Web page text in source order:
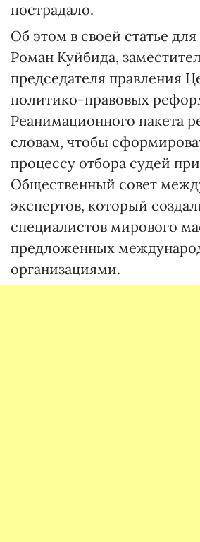
пострадало.
Об этом в своей статье для
Роман Куйбида,
председателя правления
политико-правовых
Реанимационного пакета
словам, чтобы
процессу отбора судей
Общественный совет
экспертов, который
специалистов мирового
предложенных
организациями.